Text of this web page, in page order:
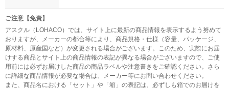
ご注意【免責】
アスクル（LOHACO）では、サイト上に最新の商品情報を表示するよう努めて
おりますが、メーカーの都合等により、商品規格・仕様（容量、パッケージ、
原材料、原産国など）が変更される場合がございます。このため、実際にお届
けする商品とサイト上の商品情報の表記が異なる場合がございますので、ご使
用前には必ずお届けした商品の商品ラベルや注意書きをご確認ください。さら
に詳細な商品情報が必要な場合は、メーカー等にお問い合わせください。
また、商品名における「セット」や「箱」の表記は、必ずしも箱でのお届けを